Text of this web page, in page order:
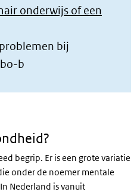
onderwijs of een
bij
b
begrip. Er is een grote variatie
onder de noemer mentale
In Nederland is vanuit